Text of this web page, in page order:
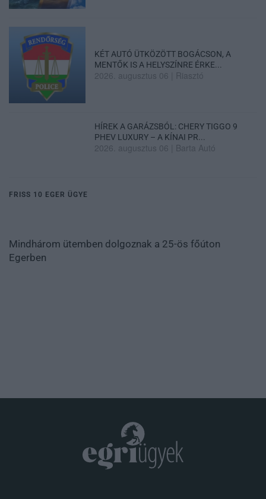
KÉT AUTÓ ÜTKÖZÖTT BOGÁCSON, A
MENTŐK IS A HELYSZÍNRE ÉRKE...
2026. augusztus 06 Riasztó
HÍREK A GARÁZSBÓL: CHERY TIGGO 9
PHEV LUXURY – A KÍNAI PR...
2026. augusztus 06 Barta Autó
FRISS 10 EGER ÜGYE
Mindhárom ütemben dolgoznak a 25-ös főúton
Egerben